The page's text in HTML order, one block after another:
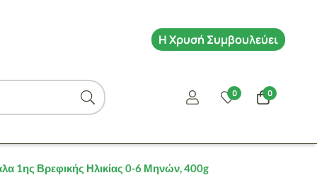
0 0
Η Χρυσή Συμβουλεύει
1ης Βρεφικής Ηλικίας 0-6 Μηνών, 400g